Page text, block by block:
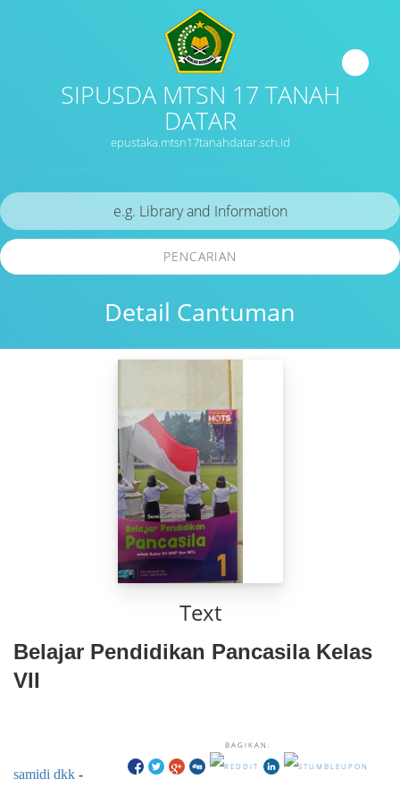
SIPUSDA MTSN 17 TANAH
DATAR
epustaka.mtsn17tanahdatar.sch.id
Detail Cantuman
PENCARIAN
Text
Belajar Pendidikan Pancasila Kelas
VII
BAGIKAN:
samidi dkk -